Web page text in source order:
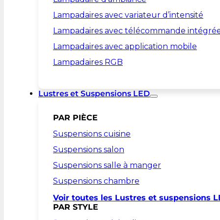
Lampadaires avec variateur d’intensité
Lampadaires avec télécommande
Lampadaires avec application mobile
Lampadaires RGB
Lustres et Suspensions LED
PAR PIÈCE
Suspensions cuisine
Suspensions salon
Suspensions salle à manger
Suspensions chambre
Voir toutes les Lustres et suspensions
PAR STYLE